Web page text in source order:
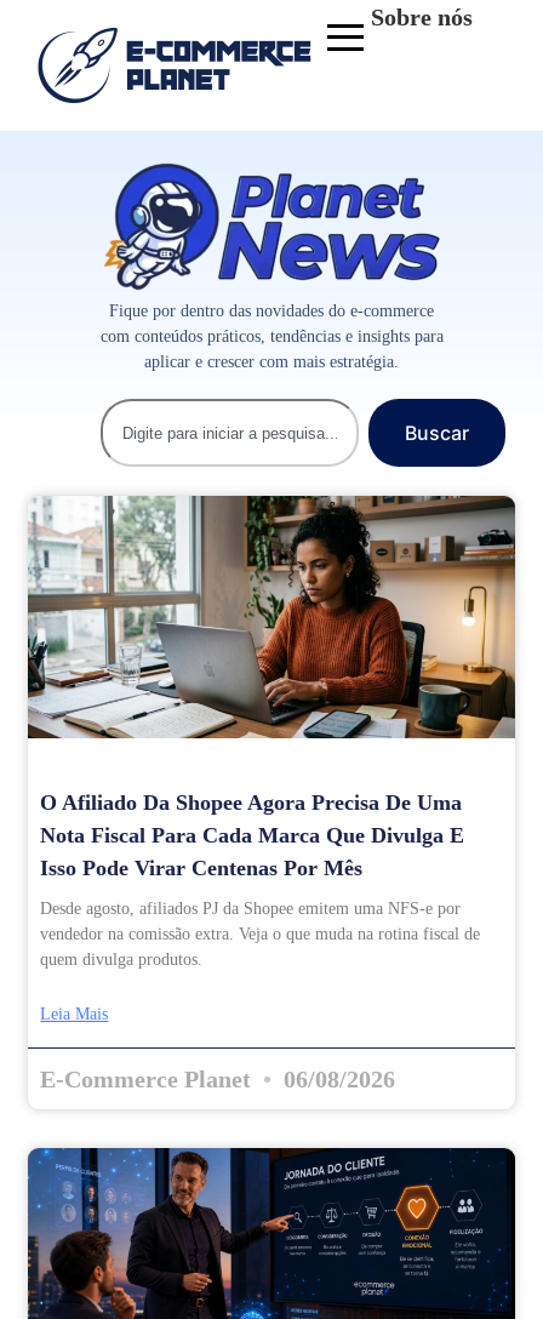
Sobre nós
Fique por dentro das novidades do e-commerce
com conteúdos práticos, tendências e insights para
aplicar e crescer com mais estratégia.
Buscar
O Afiliado Da Shopee Agora Precisa De Uma
Nota Fiscal Para Cada Marca Que Divulga E
Isso Pode Virar Centenas Por Mês
Desde agosto, afiliados PJ da Shopee emitem uma NFS-e por
vendedor na comissão extra. Veja o que muda na rotina fiscal de
quem divulga produtos.
Leia Mais
E-Commerce Planet 06/08/2026